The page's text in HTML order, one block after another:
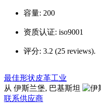
容量: 200
资质认证: iso9001
评分: 3.2 (25 reviews).
最佳形状皮革工业
从 伊斯兰堡, 巴基斯坦
联系供应商